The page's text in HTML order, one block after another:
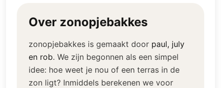
Over zonopjebakkes
zonopjebakkes is gemaakt door paul, july
en rob. We zijn begonnen als een simpel
idee: hoe weet je nou of een terras in de
zon ligt? Inmiddels berekenen we voor